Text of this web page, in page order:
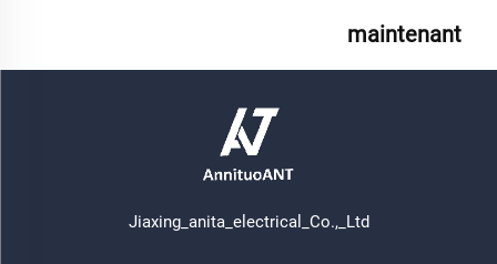
maintenant
Jiaxing_anita_electrical_Co.,_Ltd